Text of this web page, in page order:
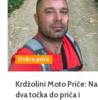
Dobre priče
Krdžolini Moto Priče: Na
dva točka do priča i